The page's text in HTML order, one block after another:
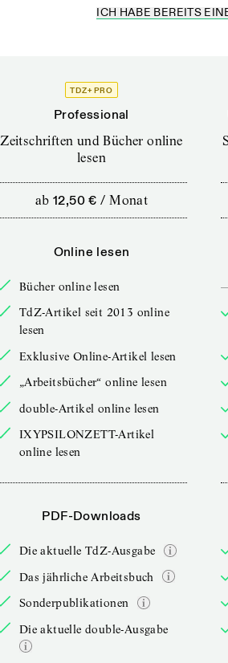
ICH HABE BEREITS
TDZ+ PRO
Professional
Zeitschriften und Bücher online
lesen
ab 12,50 € /Monat
Online lesen
Bücher online lesen
TdZ-Artikel seit 2013 online
lesen
Exklusive Online-Artikel lesen
„Arbeitsbücher“ online lesen
double-Artikel online lesen
IXYPSILONZETT-Artikel
online lesen
PDF-Downloads
Die aktuelle TdZ-Ausgabe
Das jährliche Arbeitsbuch
Sonderpublikationen
Die aktuelle double-Ausgabe